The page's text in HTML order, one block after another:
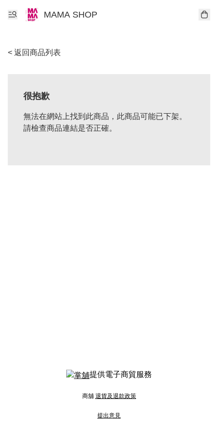
MAMA SHOP
< 返回商品列表
很抱歉
無法在網站上找到此商品，此商品可能已下架。
請檢查商品連結是否正確。
提供電子商貿服務
商舖 退貨及退款政策
提出意見